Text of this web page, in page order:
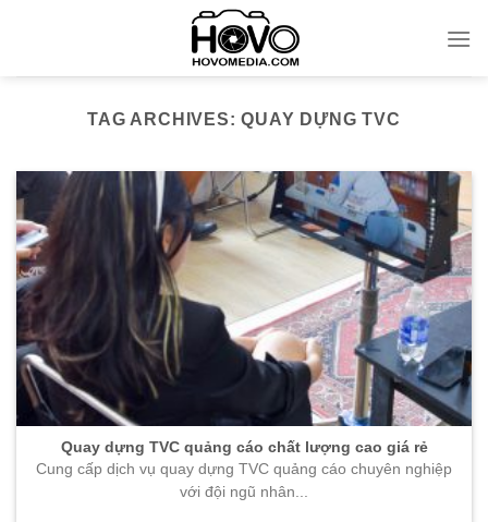
TAG ARCHIVES:QUAY DỰNG TVC
Quay dựng TVC quảng cáo chất lượng cao giá rẻ
Cung cấp dịch vụ quay dựng TVC quảng cáo chuyên nghiệp
với đội ngũ nhân...